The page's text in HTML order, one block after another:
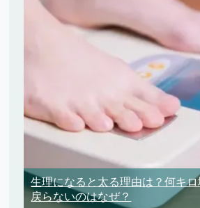
生理になると太る理由は？何キ
戻らないのはなぜ？